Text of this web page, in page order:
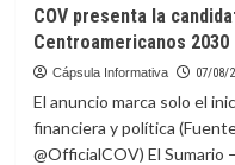
clasifica
a
la
Femenina
2027
COV presenta la
Centroamericanos 2030
Cápsula Informativa 07/08/
El anuncio marca solo el
financiera y política
@OfficialCOV) El Sumario